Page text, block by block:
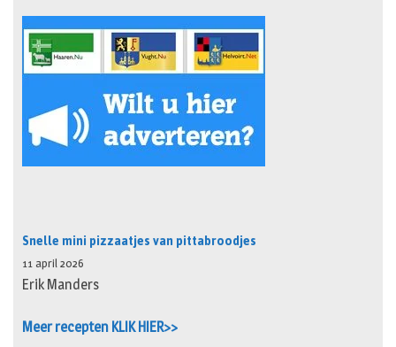
Snelle mini pizzaatjes van pittabroodjes
11 april 2026
Erik Manders
Meer recepten KLIK HIER>>